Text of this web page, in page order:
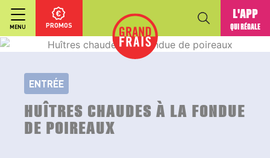
MENU PROMOS
L'APP
QUI RÉGALE
ENTRÉE
HUÎTRES CHAUDES À LA FONDUE
DE POIREAUX